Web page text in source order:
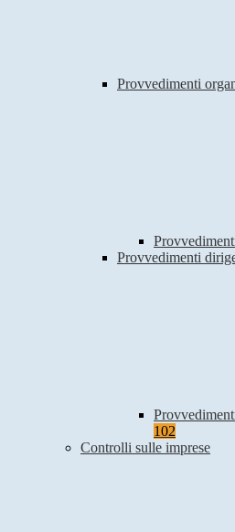
Provvedimenti
Provvedimenti
102
Controlli sulle imprese